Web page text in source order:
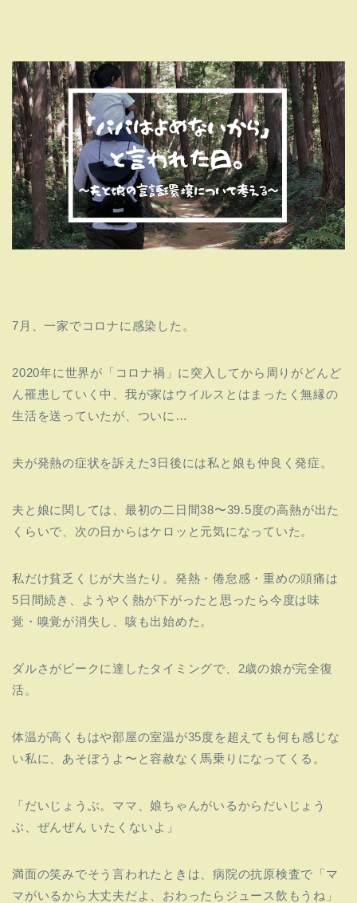
7月、一家でコロナに感染した。
2020年に世界が「コロナ禍」 に突入してから周りがどんど
ん罹患していく中、 我が家はウイルスとはまったく無縁の
生活を送っていたが、ついに…
夫が発熱の症状を訴えた3日後には私と娘も仲良く発症。
夫と娘に関しては、最初の二日間38〜39.5度の高熱が出た
く らいで、次の日からはケロッと元気になっていた。
私だけ貧乏くじが大当たり。発熱・倦怠感・重めの頭痛は
5日間続き、
ようやく熱が下がったと思ったら今度は味
覚・嗅覚が消失し、 咳も出始めた。
ダルさがピークに達したタイミングで、2歳の娘が完全復
活。
体温が高くもはや部屋の室温が35度を超えても何も感じな
い私に
、あそぼうよ〜と容赦なく馬乗りになってくる。
「だいじょうぶ。ママ、娘ちゃんがいるからだいじょう
ぶ、 ぜんぜん いたくないよ」
満面の笑みでそう言われたときは、病院の抗原検査で「マ
マがいるから大丈夫だよ、おわったらジュース飲もうね」